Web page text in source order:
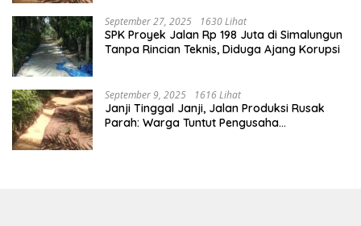
September 27, 2025 1630 Lihat
SPK Proyek Jalan Rp 198 Juta di Simalungun
Tanpa Rincian Teknis, Diduga Ajang Korupsi
September 9, 2025 1616 Lihat
Janji Tinggal Janji, Jalan Produksi Rusak
Parah: Warga Tuntut Pengusaha